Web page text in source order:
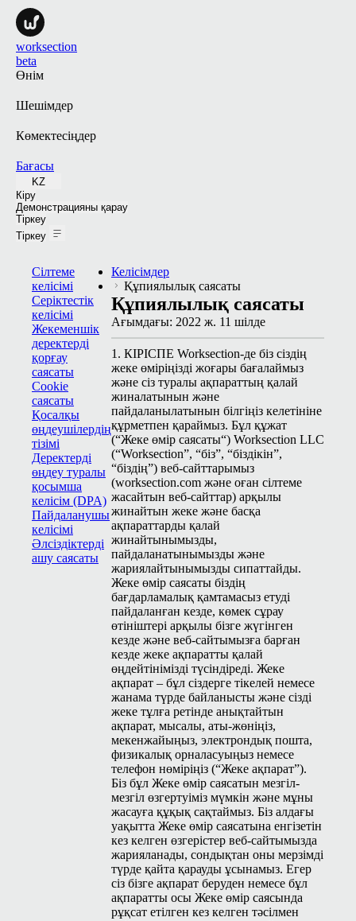
worksection
beta
Өнім
Шешімдер
Көмектесіңдер
Бағасы
KZ
Кіру
Демонстрацияны қарау
Тіркеу
Тіркеу
Сілтеме
келісімі
Серіктестік
келісімі
Жекеменшік
деректерді
қорғау
саясаты
Cookie
саясаты
Қосалқы
өңдеушілердің
тізімі
Деректерді
өңдеу туралы
қосымша
келісім (DPA)
Пайдаланушы
келісімі
Әлсіздіктерді
ашу саясаты
Келісімдер
Құпиялылық саясаты
Құпиялылық саясаты
Ағымдағы: 2022 ж. 11 шілде
1. КІРІСПЕ Work­sec­tion-де біз сіздің
жеке өміріңізді жоғары бағалаймыз
және сіз туралы ақпараттың қалай
жиналатынын және
пайдаланылатынын білгіңіз келетініне
құрметпен қараймыз. Бұл құжат
(“Жеке өмір саясаты“) Work­sec­tion LLC
(“Work­sec­tion”, “біз”, “біздікін”,
“біздің”) веб-сайттарымыз
(worksection.com және оған сілтеме
жасайтын веб-сайттар) арқылы
жинайтын жеке және басқа
ақпараттарды қалай
жинайтынымызды,
пайдаланатынымызды және
жариялайтынымызды сипаттайды.
Жеке өмір саясаты біздің
бағдарламалық қамтамасыз етуді
пайдаланған кезде, көмек сұрау
өтініштері арқылы бізге жүгінген
кезде және веб-сайтымызға барған
кезде жеке ақпаратты қалай
өңдейтінімізді түсіндіреді. Жеке
ақпарат – бұл сіздерге тікелей немесе
жанама түрде байланысты және сізді
жеке тұлға ретінде анықтайтын
ақпарат, мысалы, аты-жөніңіз,
мекенжайыңыз, электрондық пошта,
физикалық орналасуыңыз немесе
телефон нөміріңіз (“Жеке ақпарат”).
Біз бұл Жеке өмір саясатын мезгіл-
мезгіл өзгертуіміз мүмкін және мұны
жасауға құқық сақтаймыз. Біз алдағы
уақытта Жеке өмір саясатына енгізетін
кез келген өзгерістер веб-сайтымызда
жарияланады, сондықтан оны мерзімді
түрде қайта қарауды ұсынамыз. Егер
сіз бізге ақпарат беруден немесе бұл
ақпаратты осы Жеке өмір саясында
рұқсат етілген кез келген тәсілмен